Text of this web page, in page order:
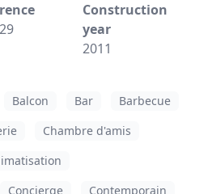
Construction
year
2011
Balcon Bar
Barbecue
Chambre d'amis
Concierge
Contemporain